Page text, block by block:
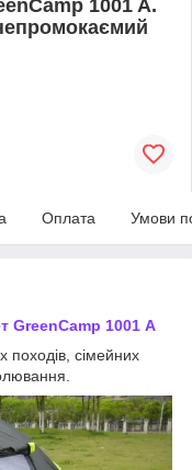
1001 A.
Оплата Умови
GreenCamp 1001 A
походів, сімейних